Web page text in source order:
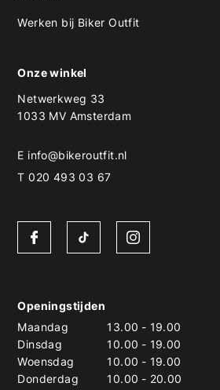
Werken bij Biker Outfit
Onze winkel
Netwerkweg 33
1033 MV Amsterdam
E info@bikeroutfit.nl
T 020 493 03 67
Openingstijden
Maandag
13.00 - 19.00
Dinsdag
10.00 - 19.00
Woensdag
10.00 - 19.00
Donderdag
10.00 - 20.00